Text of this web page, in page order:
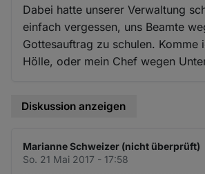
Dabei hatte unserer Verwaltung
einfach vergessen, uns Beamte
Gottesauftrag zu schulen. Komme
Hölle, oder mein Chef wegen
Diskussion anzeigen
Marianne Schweizer (nicht überprüft)
So. 21 Mai 2017 - 17:58